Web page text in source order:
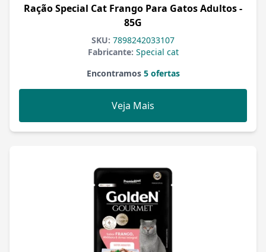
Ração Special Cat Frango Para Gatos Adultos -
85G
SKU: 7898242033107
Fabricante: Special cat
Encontramos5 ofertas
Veja Mais